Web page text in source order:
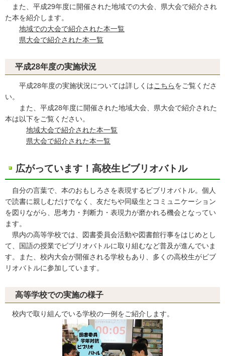
また、平成29年度に開催された地域での大会、県大会で紹介され
た本を紹介します。
地域での大会で紹介された本一覧
県大会で紹介された本一覧
平成28年度の実施状況
平成28年度の実施状況については詳しくはこちらをご覧くださ
い。
また、平成28年度に開催された地域大会、県大会で紹介された
本は以下をご覧ください。
地域大会で紹介された本一覧
県大会で紹介された本一覧
広がっています！高校生ビブリオバトル
自分の言葉で、本のおもしろさを表現するビブリオバトル。個人
で読書に親しむだけでなく、友だちや同級生とコミュニケーション
を図りながら、思考力・判断力・表現力が磨かれる機会となってい
ます。
県内の高等学校では、図書委員会活動や図書館行事をはじめとし
て、国語の授業でビブリオバトルに取り組むなど普及が進んでいま
す。また、校内大会が開催される学校もあり、多くの高校生がビブ
リオバトルに参加しています。
高等学校での実施の様子
校内で取り組んでいる学校の一例をご紹介します。